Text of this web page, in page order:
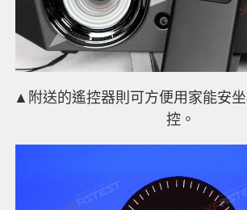
▲附送的遙控器則可方便用家能安
控。